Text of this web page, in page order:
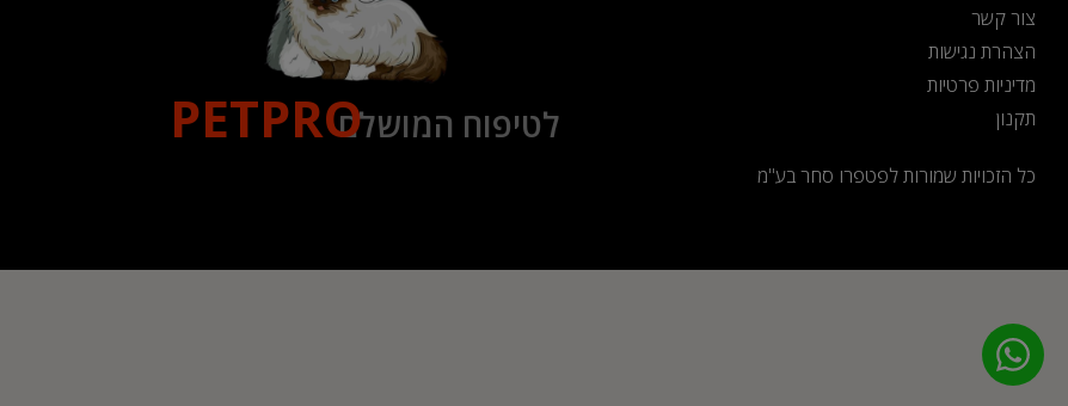
צור קשר
הצהרת נגישות
מדיניות פרטיות
תקנון
כל הזכויות שמורות לפטפרו סחר בע"מ
לטיפוח המושלםPETPRO